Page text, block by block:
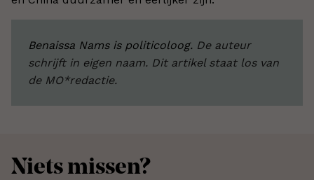
Benaissa Nams is politicoloog. De auteur
schrijft in eigen naam. Dit artikel staat los van
de MO*redactie.
Niets missen?